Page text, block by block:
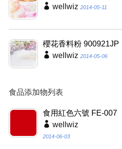
wellwiz 2014-05-11
櫻花香料粉 900921JP
wellwiz 2014-05-06
食品添加物列表
食用紅色六號 FE-007
wellwiz
2014-06-03